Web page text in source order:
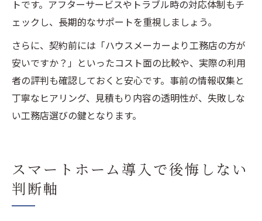
トです。アフターサービスやトラブル時の対応体制もチ
ェックし、長期的なサポートを重視しましょう。
さらに、契約前には「ハウスメーカーより工務店の方が
安いですか？」といったコスト面の比較や、実際の利用
者の評判も確認しておくと安心です。事前の情報収集と
丁寧なヒアリング、見積もり内容の透明性が、失敗しな
い工務店選びの鍵となります。
スマートホーム導入で後悔しない
判断軸